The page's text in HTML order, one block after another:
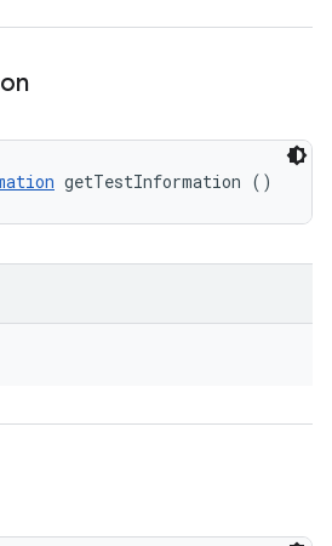
getTestInformation ()